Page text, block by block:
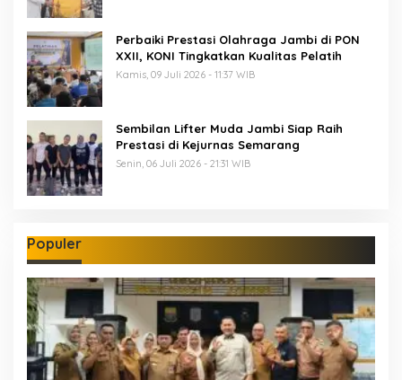
Perbaiki Prestasi Olahraga Jambi di PON
XXII, KONI Tingkatkan Kualitas Pelatih
Kamis, 09 Juli 2026 - 11:37 WIB
Sembilan Lifter Muda Jambi Siap Raih
Prestasi di Kejurnas Semarang
Senin, 06 Juli 2026 - 21:31 WIB
Populer